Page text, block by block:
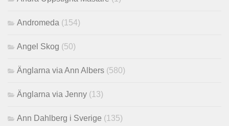
Andromeda (154)
Angel Skog (50)
Änglarna via Ann Albers (580)
Änglarna via Jenny (13)
Ann Dahlberg i Sverige (135)